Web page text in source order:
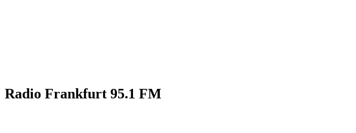
Radio Frankfurt 95.1 FM